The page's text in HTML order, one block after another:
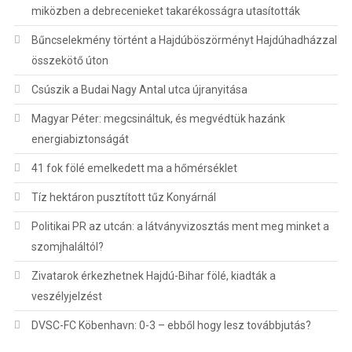
miközben a debrecenieket takarékosságra utasították
Bűncselekmény történt a Hajdúböszörményt Hajdúhadházzal
összekötő úton
Csúszik a Budai Nagy Antal utca újranyitása
Magyar Péter: megcsináltuk, és megvédtük hazánk
energiabiztonságát
41 fok fölé emelkedett ma a hőmérséklet
Tíz hektáron pusztított tűz Konyárnál
Politikai PR az utcán: a látványvizosztás ment meg minket a
szomjhaláltól?
Zivatarok érkezhetnek Hajdú-Bihar fölé, kiadták a
veszélyjelzést
DVSC-FC Köbenhavn: 0-3 – ebből hogy lesz továbbjutás?